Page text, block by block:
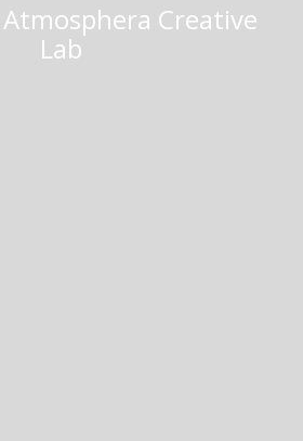
Atmosphera Creative
Lab